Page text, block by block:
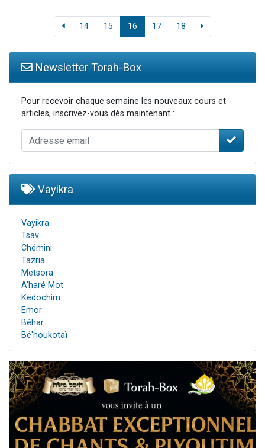
14 15 16 17 18
Newsletter Torah-Box
Pour recevoir chaque semaine les nouveaux cours et
articles, inscrivez-vous dès maintenant :
Vayikra
Vayikra
Tsav
Chémini
Tazria
Metsora
A'haré Mot
Kedochim
Emor
Béhar
Bé'houkotaï